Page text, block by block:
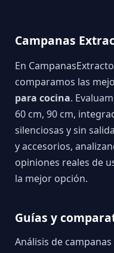
Campanas
En
comparamos las
para cocina.
60 cm, 90 cm,
silenciosas y sin
y accesorios,
opiniones reales de
la mejor opción.
Guías y
Análisis de